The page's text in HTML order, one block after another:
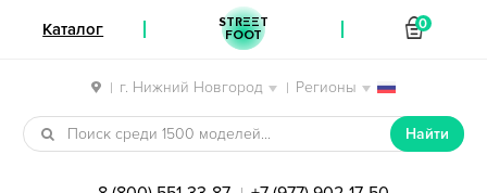
| г. Нижний Новгород | Регионы
Перейти к навигации
Перейти к содержимому
Найти
Каталог STREET
FOOT
0